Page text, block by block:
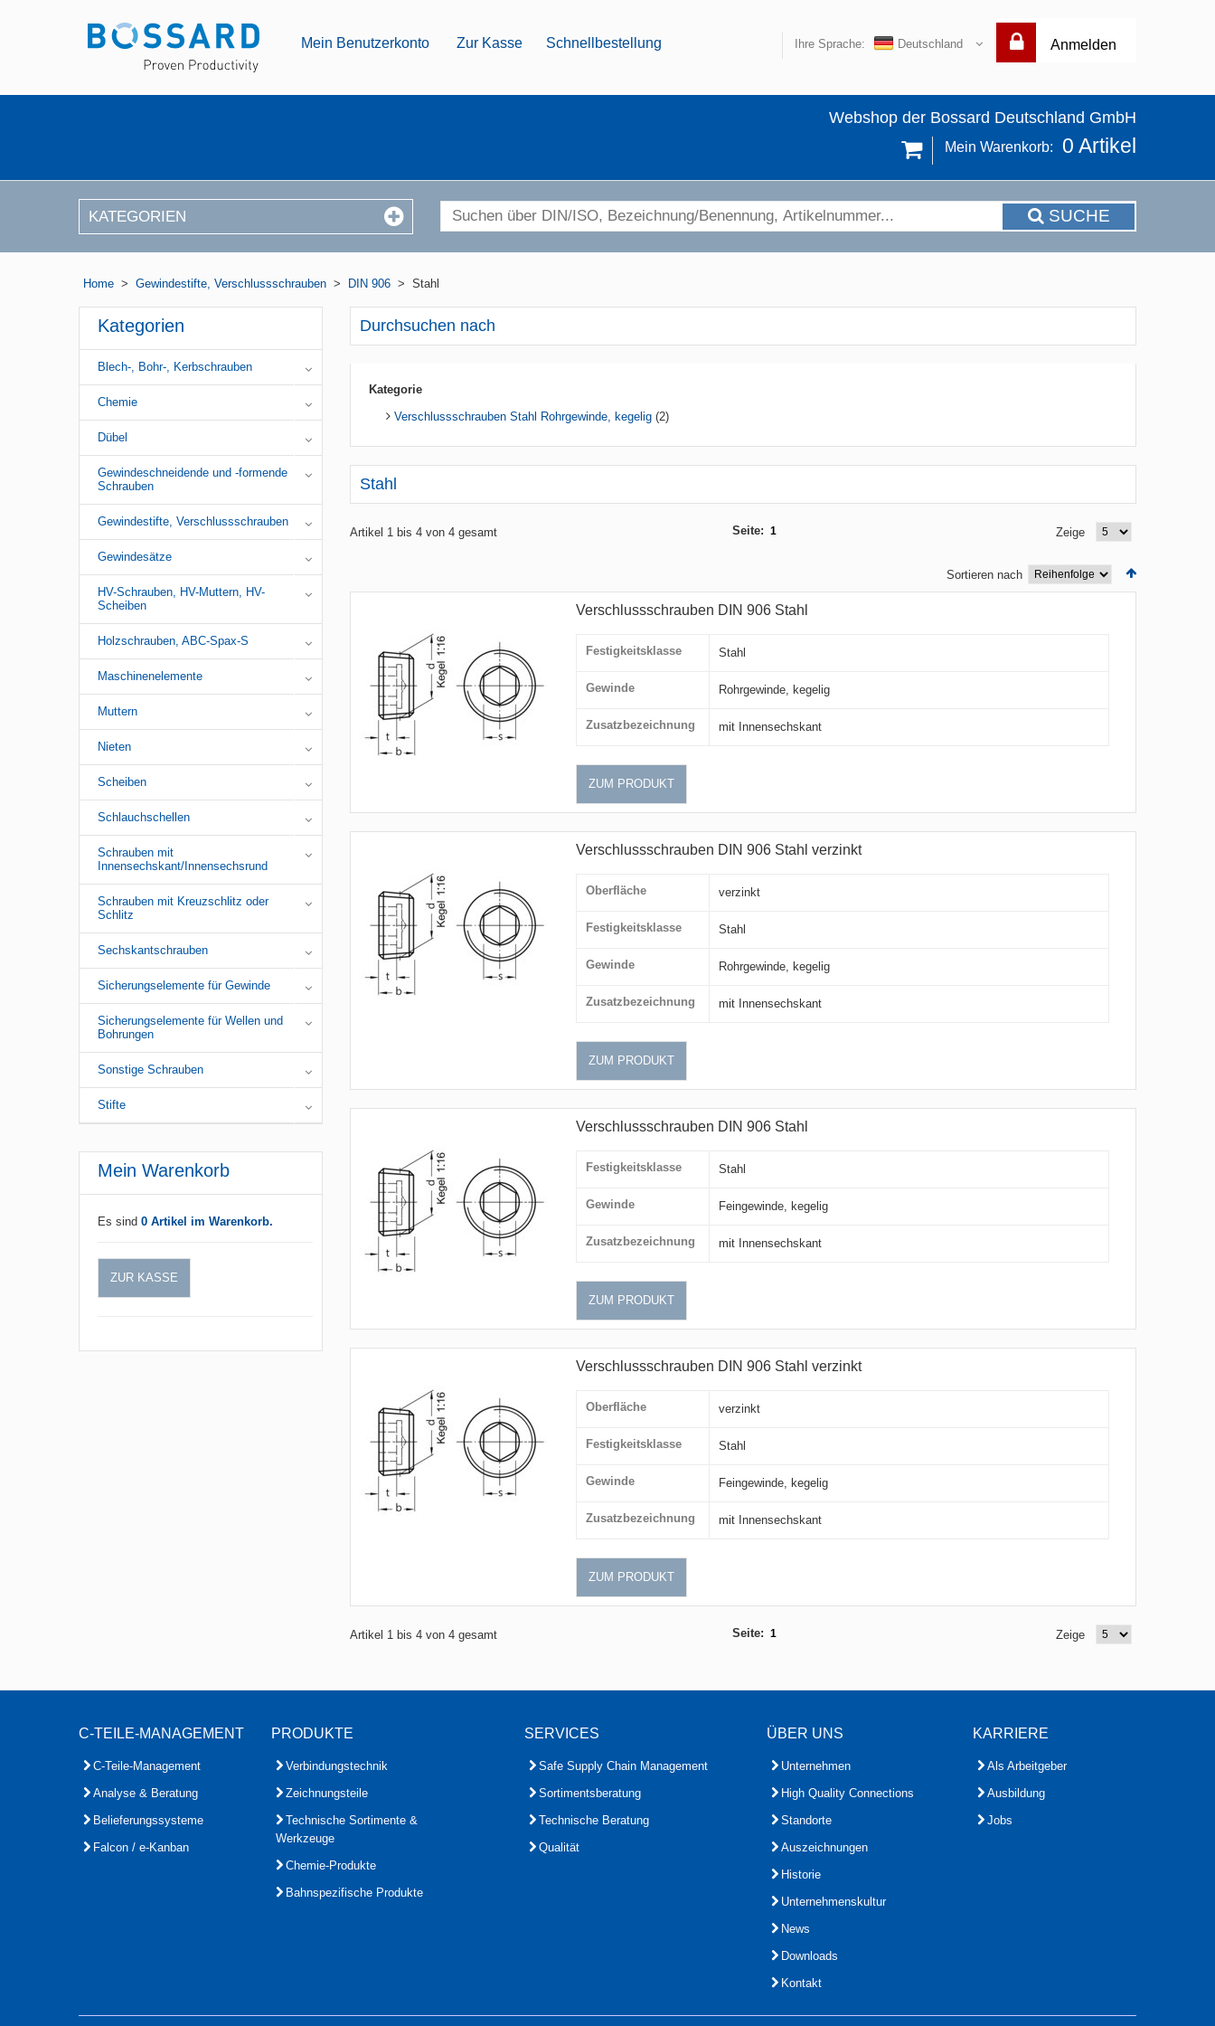
Mein Benutzerkonto Zur Kasse Schnellbestellung Anmelden
Ihre Sprache: Deutschland
Webshop der Bossard Deutschland GmbH
Mein Warenkorb: 0 Artikel
KATEGORIEN SUCHE
Home > Gewindestifte, Verschlussschrauben > DIN 906 > Stahl
Durchsuchen nach
Kategorie
Verschlussschrauben Stahl Rohrgewinde, kegelig (2)
Stahl
Artikel 1 bis 4 von 4 gesamt Zeige
Seite: 1
Sortieren nach
Verschlussschrauben DIN 906 Stahl
Festigkeitsklasse Stahl
Gewinde Rohrgewinde, kegelig
Zusatzbezeichnung mit Innensechskant
ZUM PRODUKT
Verschlussschrauben DIN 906 Stahl verzinkt
Oberfläche verzinkt
Festigkeitsklasse Stahl
Gewinde Rohrgewinde, kegelig
Zusatzbezeichnung mit Innensechskant
ZUM PRODUKT
Verschlussschrauben DIN 906 Stahl
Festigkeitsklasse Stahl
Gewinde Feingewinde, kegelig
Zusatzbezeichnung mit Innensechskant
ZUM PRODUKT
Verschlussschrauben DIN 906 Stahl verzinkt
Oberfläche verzinkt
Festigkeitsklasse Stahl
Gewinde Feingewinde, kegelig
Zusatzbezeichnung mit Innensechskant
ZUM PRODUKT
Artikel 1 bis 4 von 4 gesamt Zeige
Seite: 1
Kategorien
Blech-, Bohr-, Kerbschrauben
Chemie
Dübel
Gewindeschneidende und -formende
Schrauben
Gewindestifte, Verschlussschrauben
Gewindesätze
HV-Schrauben, HV-Muttern, HV-
Scheiben
Holzschrauben, ABC-Spax-S
Maschinenelemente
Muttern
Nieten
Scheiben
Schlauchschellen
Schrauben mit
Innensechskant/Innensechsrund
Schrauben mit Kreuzschlitz oder
Schlitz
Sechskantschrauben
Sicherungselemente für Gewinde
Sicherungselemente für Wellen und
Bohrungen
Sonstige Schrauben
Stifte
Mein Warenkorb
Es sind 0 Artikel im Warenkorb.
ZUR KASSE
C-TEILE-MANAGEMENT
C-Teile-Management
Analyse & Beratung
Belieferungssysteme
Falcon / e-Kanban
PRODUKTE
Verbindungstechnik
Zeichnungsteile
Technische Sortimente &
Werkzeuge
Chemie-Produkte
Bahnspezifische Produkte
SERVICES
Safe Supply Chain Management
Sortimentsberatung
Technische Beratung
Qualität
ÜBER UNS
Unternehmen
High Quality Connections
Standorte
Auszeichnungen
Historie
Unternehmenskultur
News
Downloads
Kontakt
KARRIERE
Als Arbeitgeber
Ausbildung
Jobs